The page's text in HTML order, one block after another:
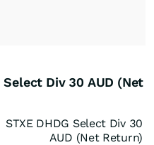
Div 30 AUD (Net
STXE DHDG Select Div 30
AUD (Net Return)